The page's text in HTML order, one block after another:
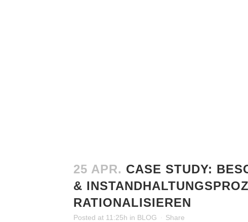
25 APR. CASE STUDY:
&
RATIONALISIEREN
Posted at 11:25h in BLOG Share